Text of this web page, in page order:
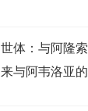
世体：与阿隆
来与阿韦洛亚